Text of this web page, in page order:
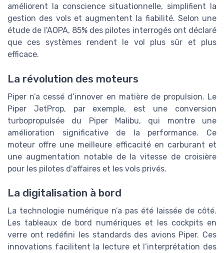
améliorent la conscience situationnelle, simplifient la
gestion des vols et augmentent la fiabilité. Selon une
étude de l'AOPA, 85% des pilotes interrogés ont déclaré
que ces systèmes rendent le vol plus sûr et plus
efficace.
La révolution des moteurs
Piper n’a cessé d’innover en matière de propulsion. Le
Piper JetProp, par exemple, est une conversion
turbopropulsée du Piper Malibu, qui montre une
amélioration significative de la performance. Ce
moteur offre une meilleure efficacité en carburant et
une augmentation notable de la vitesse de croisière
pour les pilotes d'affaires et les vols privés.
La digitalisation à bord
La technologie numérique n’a pas été laissée de côté.
Les tableaux de bord numériques et les cockpits en
verre ont redéfini les standards des avions Piper. Ces
innovations facilitent la lecture et l’interprétation des